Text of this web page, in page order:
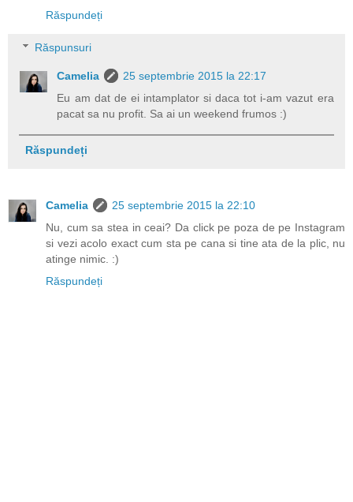
Răspundeți
Răspunsuri
Camelia
25 septembrie 2015 la 22:17
Eu am dat de ei intamplator si daca tot i-am vazut era
pacat sa nu profit. Sa ai un weekend frumos :)
Răspundeți
Camelia
25 septembrie 2015 la 22:10
Nu, cum sa stea in ceai? Da click pe poza de pe Instagram
si vezi acolo exact cum sta pe cana si tine ata de la plic, nu
atinge nimic. :)
Răspundeți